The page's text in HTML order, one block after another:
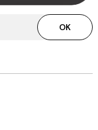
OK